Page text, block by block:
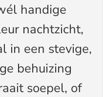
handige
nachtzicht,
in een stevige,
behuizing
soepel, of